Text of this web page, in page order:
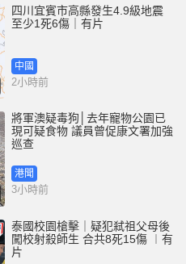
四川宜賓市高縣發生4.9級地震
至少1死6傷｜有片
中國
2小時前
將軍澳疑毒狗│去年寵物公園已
現可疑食物 議員曾促康文署加強
巡查
港聞
3小時前
泰國校園槍擊｜疑犯弒祖父母後
闖校射殺師生 合共8死15傷 ︱有
片